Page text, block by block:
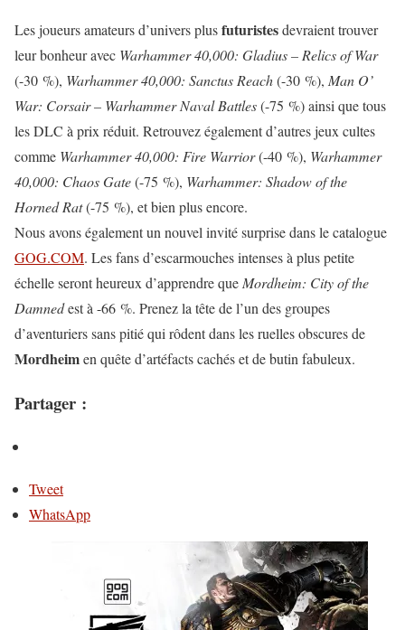
Les joueurs amateurs d’univers plusfuturistesdevraient trouver
leur bonheur avec Warhammer 40,000: Gladius – Relics of War
(-30 %), Warhammer 40,000: Sanctus Reach(-30 %), Man O’
War: Corsair – Warhammer Naval Battles(-75 %) ainsi que tous
les DLC à prix réduit. Retrouvez également d’autres jeux cultes
comme Warhammer 40,000: Fire Warrior(-40 %), Warhammer
40,000: Chaos Gate(-75 %), Warhammer: Shadow of the
Horned Rat(-75 %), et bien plus encore.
Nous avons également un nouvel invité surprise dans le catalogue
GOG.COM. Les fans d’escarmouches intenses à plus petite
échelle seront heureux d’apprendre que Mordheim: City of the
Damnedest à -66 %. Prenez la tête de l’un des groupes
d’aventuriers sans pitié qui rôdent dans les ruelles obscures de
Mordheimen quête d’artéfacts cachés et de butin fabuleux.
Partager :
Tweet
WhatsApp